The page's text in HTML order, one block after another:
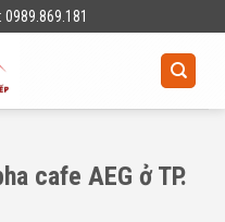
cafe AEG ở TP.